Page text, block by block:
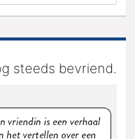
steeds bevriend.